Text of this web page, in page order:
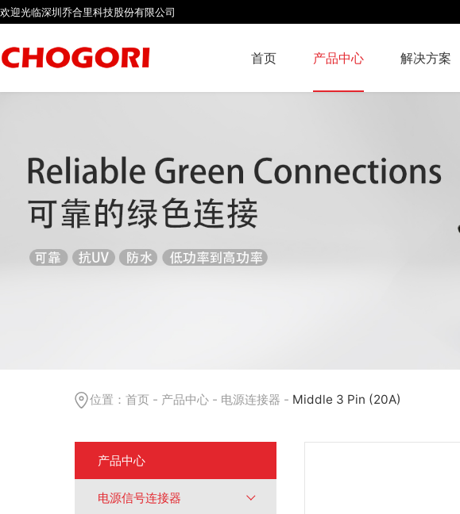
欢迎光临深圳乔合里科技股份有限公司
首页 产品中心 解决方案
位置： 首页 - 产品中心- 电源连接器 - Middle 3 Pin (20A)
产品中心
电源信号连接器